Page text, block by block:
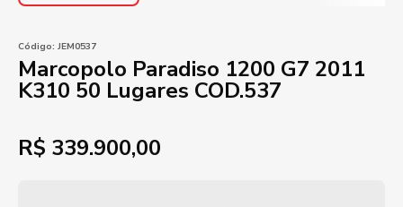
Código: JEM0537
Marcopolo Paradiso 1200 G7 2011
K310 50 Lugares COD.537
R$ 339.900,00